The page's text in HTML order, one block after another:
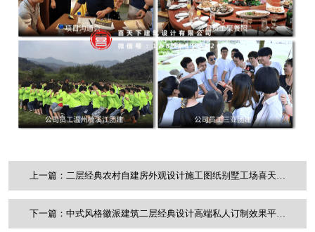
下一篇：中式风格徽派建筑二层经典设计高端私人订制效果平面图纸